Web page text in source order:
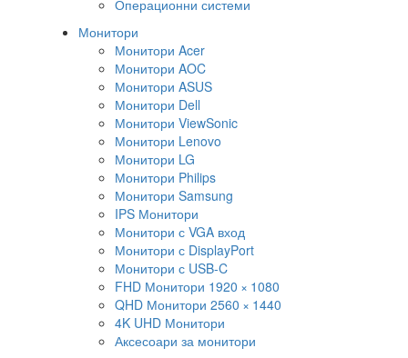
Операционни системи
Монитори
Монитори Acer
Монитори AOC
Монитори ASUS
Монитори Dell
Монитори ViewSonic
Монитори Lenovo
Монитори LG
Монитори Philips
Монитори Samsung
IPS Монитори
Монитори с VGA вход
Монитори с DisplayPort
Монитори с USB-C
FHD Монитори 1920 × 1080
QHD Монитори 2560 × 1440
4K UHD Монитори
Аксесоари за монитори